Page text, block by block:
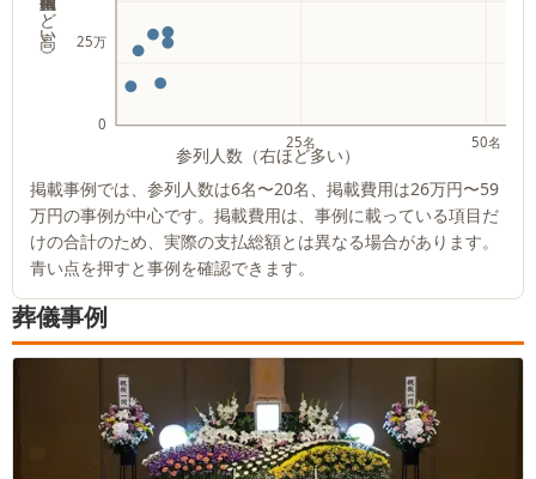
参列人数（右ほど多い）
25名 50名
0
25万
掲載事例では、参列人数は6名〜20名、掲載費用は26万円〜59
万円の事例が中心です。掲載費用は、事例に載っている項目だ
けの合計のため、実際の支払総額とは異なる場合があります。
青い点を押すと事例を確認できます。
葬儀事例